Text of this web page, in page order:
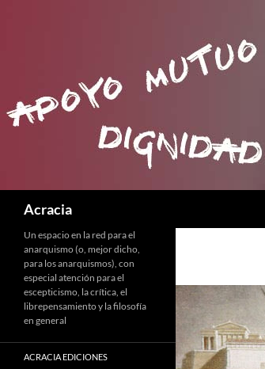
Acracia
Un espacio en la red para el
anarquismo (o, mejor dicho,
para los anarquismos), con
especial atención para el
escepticismo, la crítica, el
librepensamiento y la filosofía
en general
ACRACIA EDICIONES